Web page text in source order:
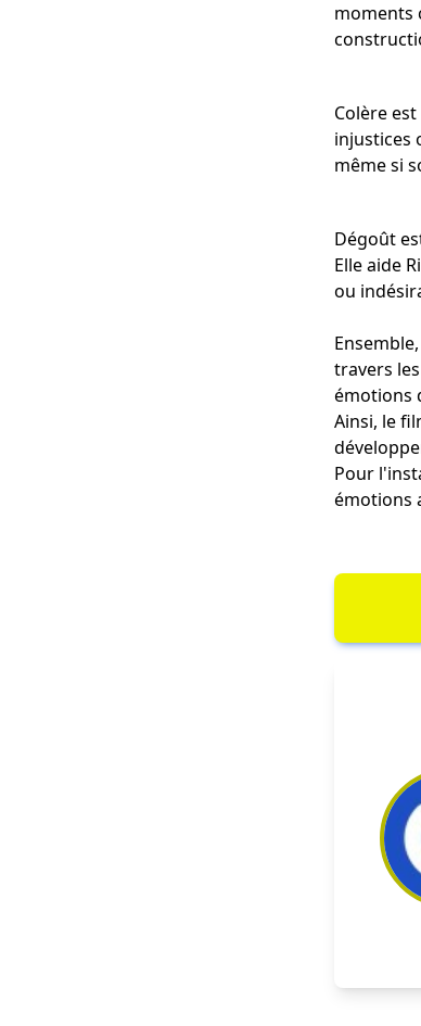
moments
Colère
injustices
même si
Dégoût
Elle aide
ou
travers
émotions
Ainsi, le
Pour
émotions